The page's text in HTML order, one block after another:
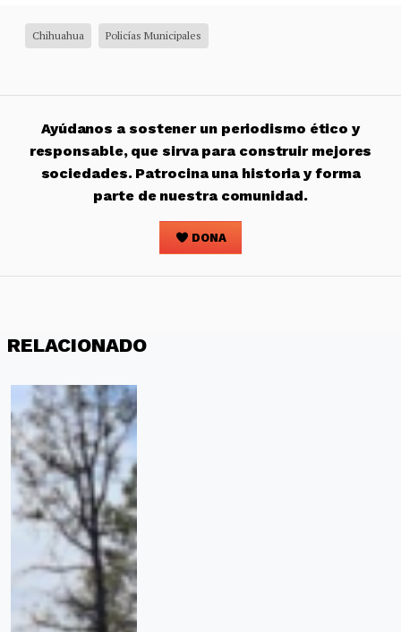
Chihuahua Policías Municipales
Ayúdanos a sostener un periodismo ético y
responsable, que sirva para construir mejores
sociedades. Patrocina una historia y forma
parte de nuestra comunidad.
DONA
RELACIONADO